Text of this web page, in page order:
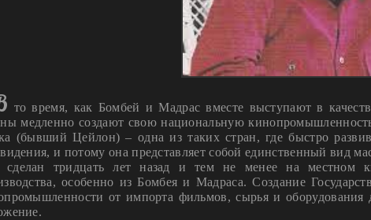
то время, как Бомбей и Мадрас вместе выступают в
медленно создают свою национальную
(бывший Цейлон) – одна из таких стран, где быстро
и потому она представляет собой единственный вид
тридцать лет назад и тем не менее на местном
особенно из Бомбея и Мадраса. Создание
от импорта фильмов, сырья и